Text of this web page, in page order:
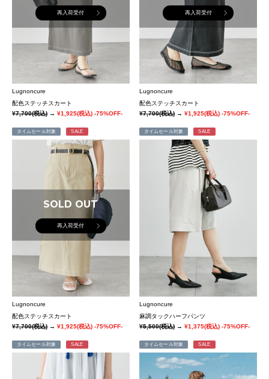
再入荷受付
Lugnoncure
配色ステッチスカート
¥7,700(税込) → ¥1,925(税込) -75%OFF-
再入荷受付
Lugnoncure
配色ステッチスカート
¥7,700(税込)→¥1,925(税込) -75%OFF-
タイムセール対象 SALE
SOLD OUT
再入荷受付
Lugnoncure
配色ステッチスカート
¥7,700(税込) → ¥1,925(税込) -75%OFF-
タイムセール対象 SALE
Lugnoncure
麻調タックハーフパンツ
¥5,500(税込)→¥1,375(税込) -75%OFF-
タイムセール対象 SALE タイムセール対象 SALE